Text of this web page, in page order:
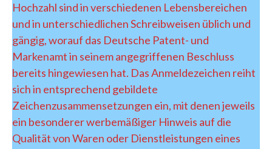
Hochzahl sind in verschiedenen Lebensbereichen
und in unterschiedlichen Schreibweisen üblich und
gängig, worauf das Deutsche Patent- und
Markenamt in seinem angegriffenen Beschluss
bereits hingewiesen hat. Das Anmeldezeichen reiht
sich in entsprechend gebildete
Zeichenzusammensetzungen ein, mit denen jeweils
ein besonderer werbemäßiger Hinweis auf die
Qualität von Waren oder Dienstleistungen eines